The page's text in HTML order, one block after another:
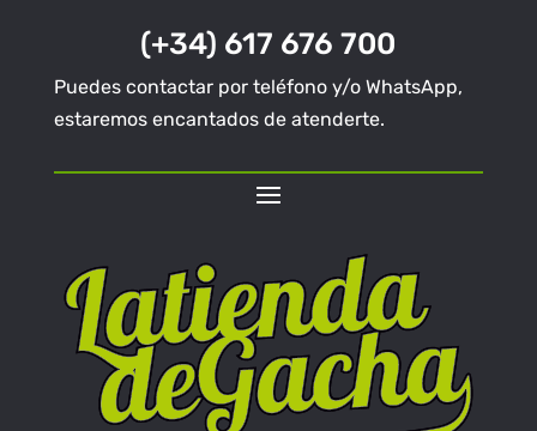
(+34) 617 676 700
Puedes contactar por teléfono y/o WhatsApp,
estaremos encantados de atenderte.